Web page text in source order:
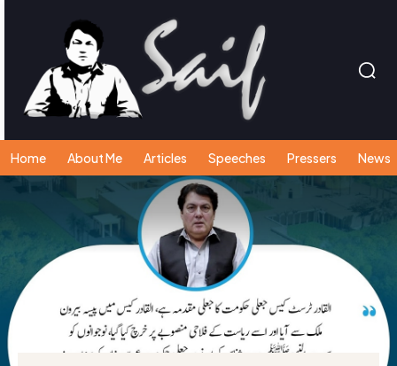
Home About Me Articles Speeches Pressers News